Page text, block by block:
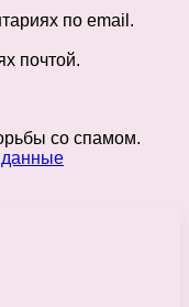
по email.
почтой.
со спамом.
данные